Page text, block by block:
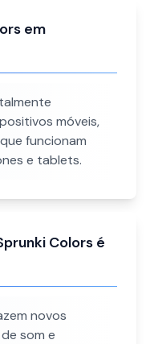
em
móveis,
funcionam
e tablets.
Colors é
novos
som e